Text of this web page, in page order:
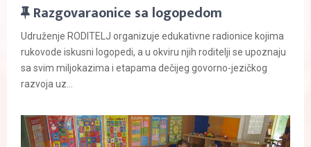
F
e
a
t
u
e
d
Razgovaraonice sa logopedom
Udruženje RODITELJ organizuje edukativne radionice kojima
rukovode iskusni logopedi, a u okviru njih roditelji se upoznaju
sa svim miljokazima i etapama dečijeg govorno-jezičkog
razvoja uz...